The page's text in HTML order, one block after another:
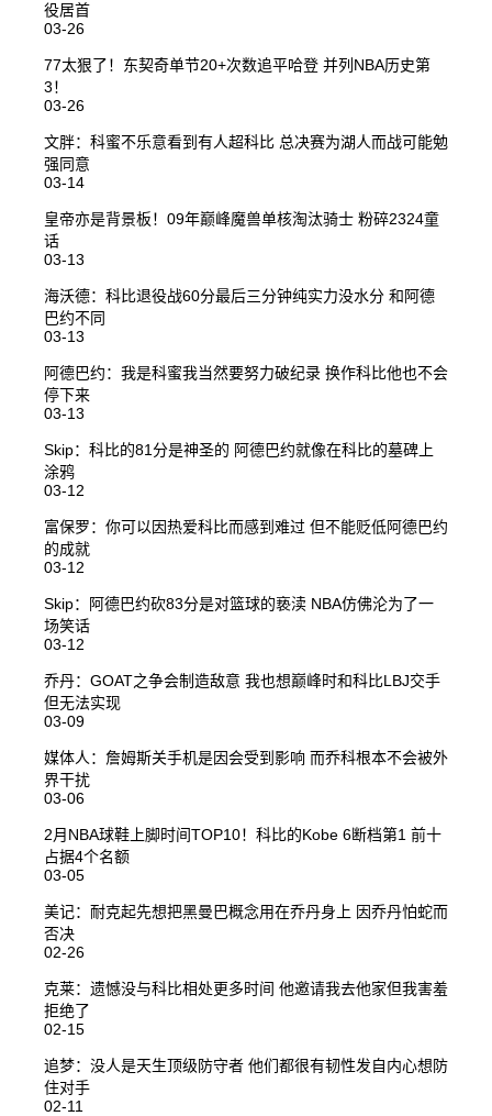
役居首
03-26
77太狠了！东契奇单节20+次数追平哈登 并列NBA历史第
3！
03-26
文胖：科蜜不乐意看到有人超科比 总决赛为湖人而战可能勉
强同意
03-14
皇帝亦是背景板！09年巅峰魔兽单核淘汰骑士 粉碎2324童
话
03-13
海沃德：科比退役战60分最后三分钟纯实力没水分 和阿德
巴约不同
03-13
阿德巴约：我是科蜜我当然要努力破纪录 换作科比他也不会
停下来
03-13
Skip：科比的81分是神圣的 阿德巴约就像在科比的墓碑上
涂鸦
03-12
富保罗：你可以因热爱科比而感到难过 但不能贬低阿德巴约
的成就
03-12
Skip：阿德巴约砍83分是对篮球的亵渎 NBA仿佛沦为了一
场笑话
03-12
乔丹：GOAT之争会制造敌意 我也想巅峰时和科比LBJ交手
但无法实现
03-09
媒体人：詹姆斯关手机是因会受到影响 而乔科根本不会被外
界干扰
03-06
2月NBA球鞋上脚时间TOP10！科比的Kobe 6断档第1 前十
占据4个名额
03-05
美记：耐克起先想把黑曼巴概念用在乔丹身上 因乔丹怕蛇而
否决
02-26
克莱：遗憾没与科比相处更多时间 他邀请我去他家但我害羞
拒绝了
02-15
追梦：没人是天生顶级防守者 他们都很有韧性发自内心想防
住对手
02-11